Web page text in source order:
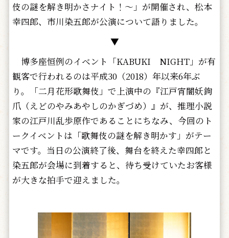
伎の謎を解き明かさナイト！～」が開催され、松本
幸四郎、市川染五郎が公演について語りました。
▼
博多座恒例のイベント「KABUKI NIGHT」が有
観客で行われるのは平成30（2018）年以来6年ぶ
り。「二月花形歌舞伎」で上演中の『江戸宵闇妖鉤
爪（えどのやみあやしのかぎづめ）』が、推理小説
家の江戸川乱歩原作であることにちなみ、今回のト
ークイベントは「歌舞伎の謎を解き明かす」がテー
マです。当日の公演終了後、舞台を終えた幸四郎と
染五郎が会場に到着すると、待ち受けていたお客様
が大きな拍手で迎えました。